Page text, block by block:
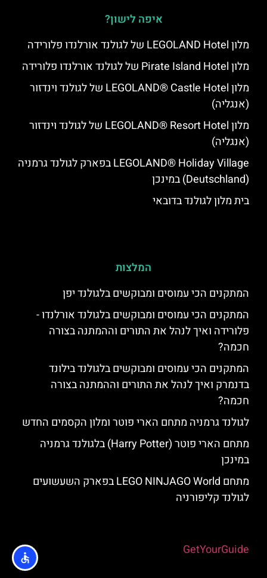
איפה לישון?
מלון LEGOLAND Hotel של לגולנד אורלנדו פלורידה
מלון Pirate Island Hotel של לגולנד אורלנדו פלורידה
מלון LEGOLAND® Castle Hotel של לגולנד וינדזור
(אנגליה)
מלון LEGOLAND® Resort Hotel של לגולנד וינדזור
(אנגליה)
LEGOLAND® Holiday Village בפארק לגולנד גרמניה
(Deutschland) במינכן
בית מלון לגולנד בדובאי
המלצות
‏המתקנים הכי עמוסים ומבוקשים בלגולנד יפן
המתקנים הכי עמוסים ומבוקשים בלגולנד אורלנדו -
פלורידה ואיך לנהל את התורים וההמתנה בצורה
חכמה?
המתקנים הכי עמוסים ומבוקשים בלגולנד בילונד
בדנמרק ואיך לנהל את התורים וההמתנה בצורה
חכמה?
לגולנד גרמניה מתחם הארי פוטר ומלון הקסמים החדש
מתחם הארי פוטר (Harry Potter) בלגולנד גרמניה
במינכן
מתחם LEGO NINJAGO World בפארק השעשועים
לגולנד קליפורניה
GetYourGuide